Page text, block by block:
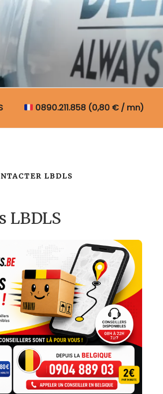
COLIS BELGIQUE
0890.211.858 (0,80 € / mn)
LBDLS
LBDLS